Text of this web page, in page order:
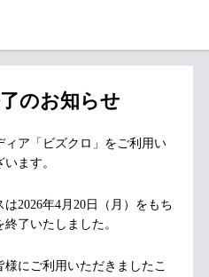
のお知らせ
ア「ビズクロ」をご利用い
ます。
2026年4月20日（月）をもち
了いたしました。
にご利用いただきましたこ